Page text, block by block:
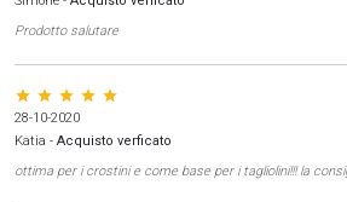
Prodotto salutare
star star star star star
28-10-2020
Katia - Acquisto verficato
ottima per i crostini e come base per i tagliolini!!! la